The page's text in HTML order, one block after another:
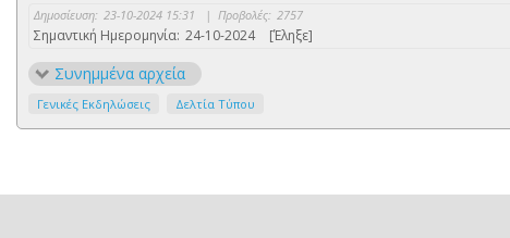
Δημοσίευση: 23-10-2024 15:31 | Προβολές: 2757
Σημαντική Ημερομηνία: 24-10-2024 [Έληξε]
Συνημμένα αρχεία
Γενικές Εκδηλώσεις Δελτία Τύπου